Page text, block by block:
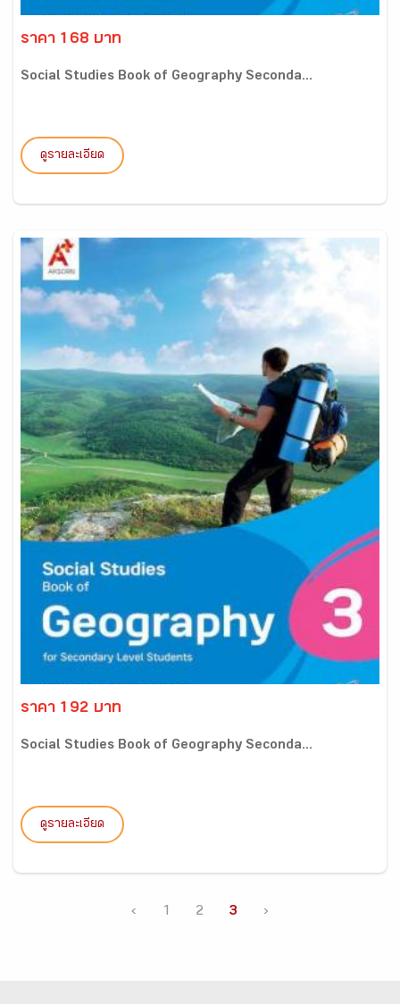
ราคา 168 บาท
Social Studies Book of Geography Seconda...
ดูรายละเอียด
ราคา 192 บาท
Social Studies Book of Geography Seconda...
ดูรายละเอียด
‹ 1 2 3 ›